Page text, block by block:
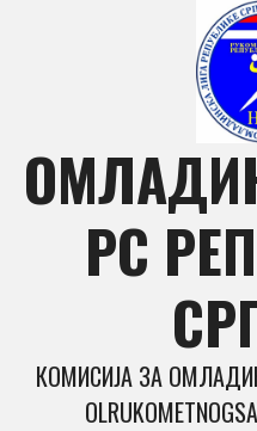
РС
КОМИСИЈА ЗА